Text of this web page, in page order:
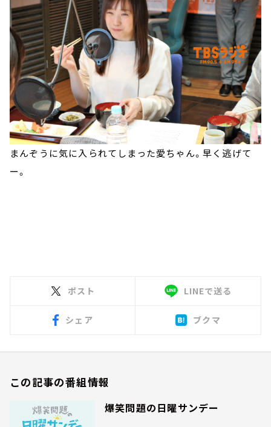
まんぞうに気に入られてしまった愛ちゃん。早く逃げて
ー。
ポスト LINEで送る
シェア ブクマ
この記事の番組情報
爆笑問題の日曜サンデー